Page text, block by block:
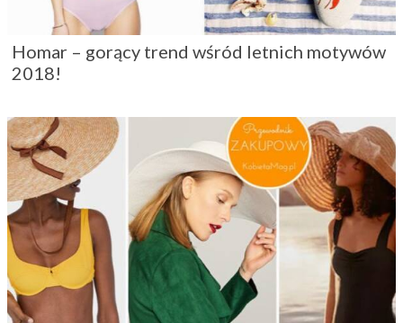
Homar – gorący trend wśród letnich motywów
2018!